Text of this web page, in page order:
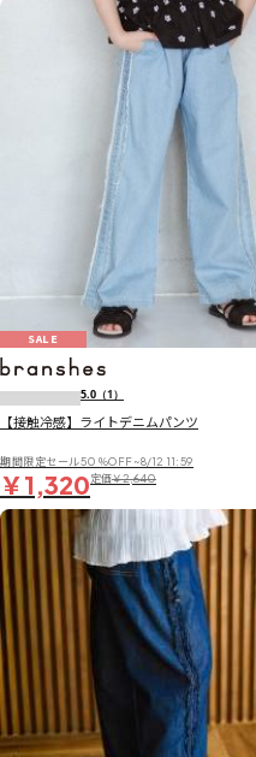
SALE
5.0 （1）
【接触冷感】ライトデニムパンツ
期間限定セール50％OFF~8/12 11:59
￥1,320定価￥2,640